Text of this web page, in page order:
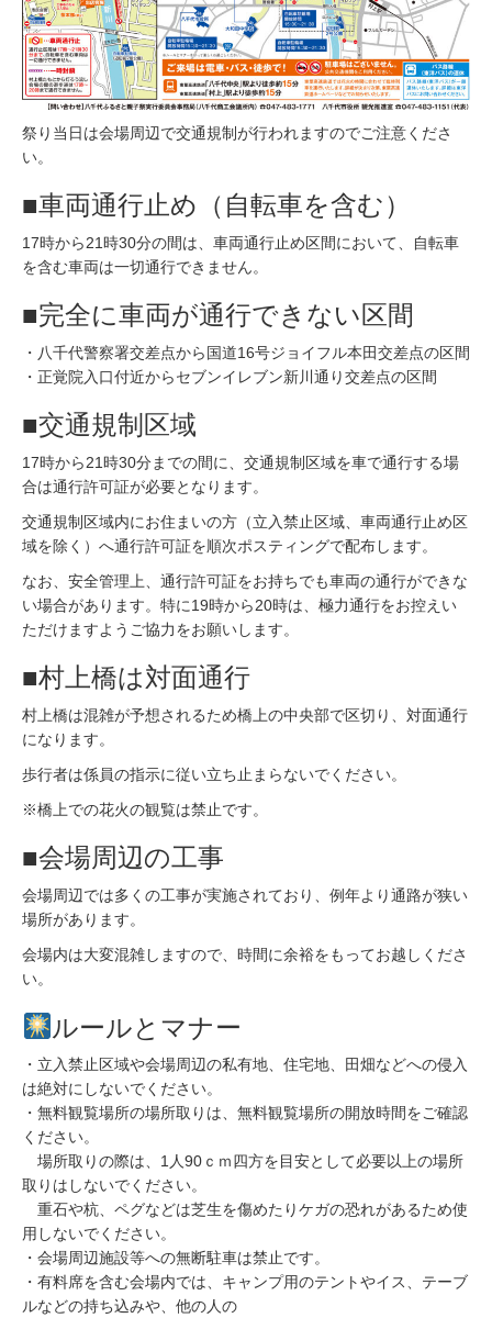
祭り当日は会場周辺で交通規制が行われますのでご注意くださ
い。
■車両通行止め（自転車を含む）
17時から21時30分の間は、車両通行止め区間において、自転車
を含む車両は一切通行できません。
■完全に車両が通行できない区間
・八千代警察署交差点から国道16号ジョイフル本田交差点の区間
・正覚院入口付近からセブンイレブン新川通り交差点の区間
■交通規制区域
17時から21時30分までの間に、交通規制区域を車で通行する場
合は通行許可証が必要となります。
交通規制区域内にお住まいの方（立入禁止区域、車両通行止め区
域を除く）へ通行許可証を順次ポスティングで配布します。
なお、安全管理上、通行許可証をお持ちでも車両の通行ができな
い場合があります。特に19時から20時は、極力通行をお控えい
ただけますようご協力をお願いします。
■村上橋は対面通行
村上橋は混雑が予想されるため橋上の中央部で区切り、対面通行
になります。
歩行者は係員の指示に従い立ち止まらないでください。
※橋上での花火の観覧は禁止です。
■会場周辺の工事
会場周辺では多くの工事が実施されており、例年より通路が狭い
場所があります。
会場内は大変混雑しますので、時間に余裕をもってお越しくださ
い。
ルールとマナー
・立入禁止区域や会場周辺の私有地、住宅地、田畑などへの侵入
は絶対にしないでください。
・無料観覧場所の場所取りは、無料観覧場所の開放時間をご確認
ください。
場所取りの際は、1人90ｃｍ四方を目安として必要以上の場所
取りはしないでください。
重石や杭、ペグなどは芝生を傷めたりケガの恐れがあるため使
用しないでください。
・会場周辺施設等への無断駐車は禁止です。
・有料席を含む会場内では、キャンプ用のテントやイス、テーブ
ルなどの持ち込みや、他の人の